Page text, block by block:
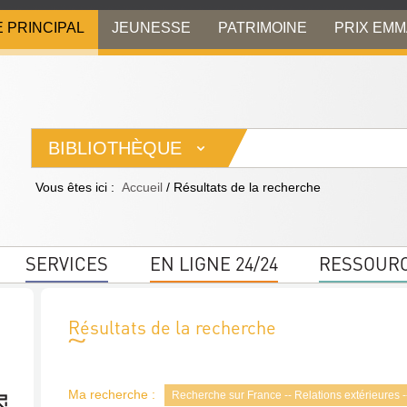
PRINCIPAL JEUNESSE PATRIMOINE PRIX
BIBLIOTHÈQUE
Vous êtes ici : Accueil / Résultats de la recherche
SERVICES EN LIGNE 24/24
Résultats de la recherche
Ma recherche : Recherche sur France -- Relations extérieures